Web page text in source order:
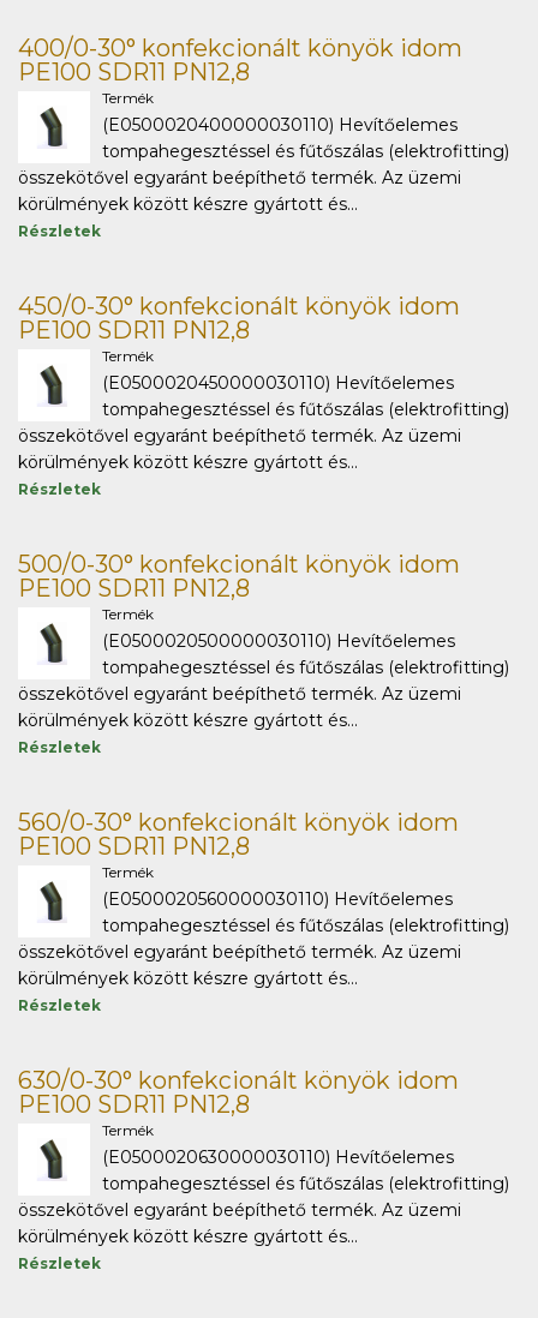
400/0-30° konfekcionált könyök idom
PE100 SDR11 PN12,8
Termék
(E0500020400000030110) Hevítőelemes
tompahegesztéssel és fűtőszálas (elektrofitting)
összekötővel egyaránt beépíthető termék. Az üzemi
körülmények között készre gyártott és...
Részletek
450/0-30° konfekcionált könyök idom
PE100 SDR11 PN12,8
Termék
(E0500020450000030110) Hevítőelemes
tompahegesztéssel és fűtőszálas (elektrofitting)
összekötővel egyaránt beépíthető termék. Az üzemi
körülmények között készre gyártott és...
Részletek
500/0-30° konfekcionált könyök idom
PE100 SDR11 PN12,8
Termék
(E0500020500000030110) Hevítőelemes
tompahegesztéssel és fűtőszálas (elektrofitting)
összekötővel egyaránt beépíthető termék. Az üzemi
körülmények között készre gyártott és...
Részletek
560/0-30° konfekcionált könyök idom
PE100 SDR11 PN12,8
Termék
(E0500020560000030110) Hevítőelemes
tompahegesztéssel és fűtőszálas (elektrofitting)
összekötővel egyaránt beépíthető termék. Az üzemi
körülmények között készre gyártott és...
Részletek
630/0-30° konfekcionált könyök idom
PE100 SDR11 PN12,8
Termék
(E0500020630000030110) Hevítőelemes
tompahegesztéssel és fűtőszálas (elektrofitting)
összekötővel egyaránt beépíthető termék. Az üzemi
körülmények között készre gyártott és...
Részletek